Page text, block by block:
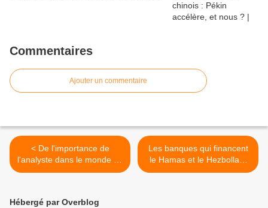
Commentaires
Ajouter un commentaire
< De l'importance de
l'analyste dans le monde du
renseignement (1/3), par le
Les banques qui financent
le Hamas et le Hezbollah,
par Adi Nirman - JForum.fr
Hébergé par Overblog